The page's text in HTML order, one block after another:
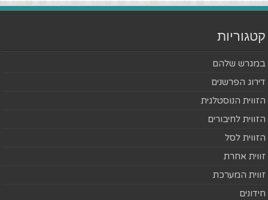
קטגוריות
במגרש שלהם
דירוג הפרשנים
הזווית הנוסטלגית
הזווית לחיבורים
הזווית לסל
זווית אחרת
זווית המערכת
חידונים